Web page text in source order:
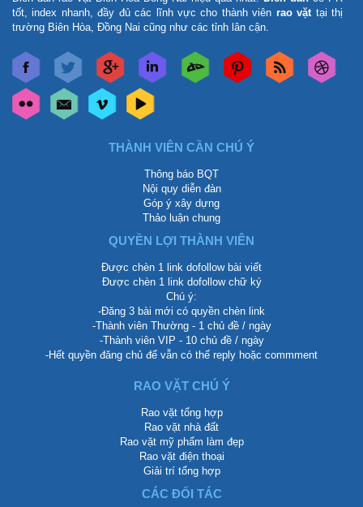
tốt, index nhanh, đầy đủ các lĩnh vực cho thành viên rao vặt tại thị
trường Biên Hòa, Đồng Nai cũng như các tỉnh lân cận.
THÀNH VIÊN CẦN CHÚ Ý
Thông báo BQT
Nội quy diễn đàn
Góp ý xây dựng
Thảo luận chung
QUYỀN LỢI THÀNH VIÊN
Được chèn 1 link dofollow bài viết
Được chèn 1 link dofollow chữ ký
Chú ý:
-Đăng 3 bài mới có quyền chèn link
-Thành viên Thường - 1 chủ đề / ngày
-Thành viên VIP - 10 chủ đề / ngày
-Hết quyền đăng chủ để vẫn có thể reply hoặc commment
RAO VẶT CHÚ Ý
Rao vặt tổng hợp
Rao vặt nhà đất
Rao vặt mỹ phẩm làm đẹp
Rao vặt điện thoại
Giải trí tổng hợp
CÁC ĐỐI TÁC